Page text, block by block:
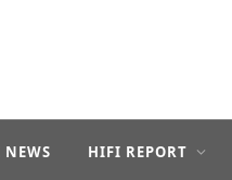
HIFI REPORT